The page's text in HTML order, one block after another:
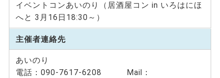
イベントコンあいのり（居酒屋コン in いろはにほ
へと 3月16日18:30～）
主催者連絡先
あいのり
電話：090-7617-6208 Mail：